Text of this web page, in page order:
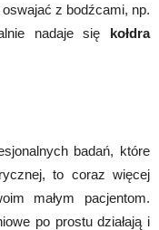
z bodźcami, np.
nadaje się kołdra
badań, które
to coraz więcej
małym pacjentom.
po prostu działają i